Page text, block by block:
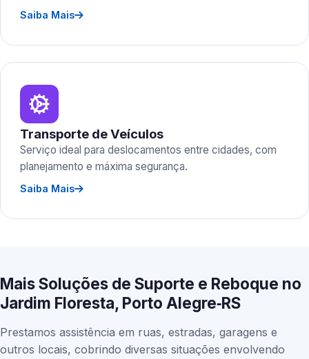
Saiba Mais
Transporte de Veículos
Serviço ideal para deslocamentos entre cidades, com
planejamento e máxima segurança.
Saiba Mais
Mais Soluções de Suporte e Reboque no
Jardim Floresta, Porto Alegre‑RS
Prestamos assistência em ruas, estradas, garagens e
outros locais, cobrindo diversas situações envolvendo